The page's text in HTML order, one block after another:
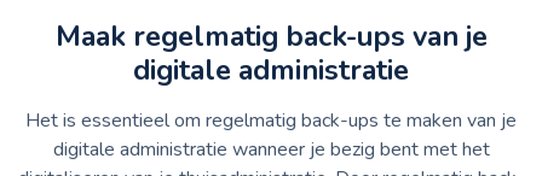
Maak regelmatig back-ups van je
digitale administratie
Het is essentieel om regelmatig back-ups te maken van je
digitale administratie wanneer je bezig bent met het